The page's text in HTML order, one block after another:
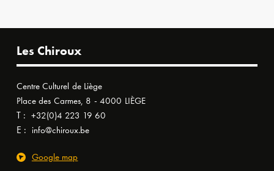
Les Chiroux
Centre Culturel de Liège
Place des Carmes, 8 - 4000 LIÈGE
T : +32(0)4 223 19 60
E : info@chiroux.be
Google map